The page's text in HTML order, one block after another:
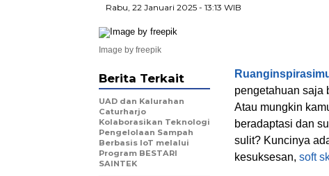
Rabu, 22 Januari 2025 - 13:13 WIB
Image by freepik
pengetahuan saja
Atau mungkin
beradaptasi dan
sulit? Kuncinya
kesuksesan, soft
Berita Terkait
UAD dan Kalurahan
Caturharjo
Kolaborasikan Teknologi
Pengelolaan Sampah
Berbasis IoT melalui
Program BESTARI
SAINTEK